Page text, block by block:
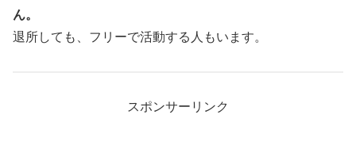
ん。
退所しても、フリーで活動する人もいます。
スポンサーリンク